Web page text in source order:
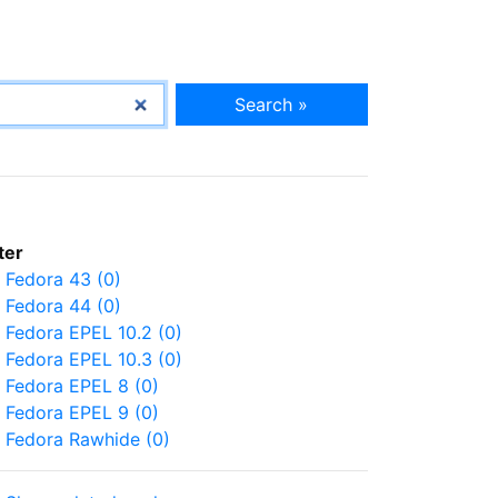
Search »
Fedora 43 (0)
Fedora 44 (0)
Fedora EPEL 10.2 (0)
Fedora EPEL 10.3 (0)
Fedora EPEL 8 (0)
Fedora EPEL 9 (0)
Fedora Rawhide (0)